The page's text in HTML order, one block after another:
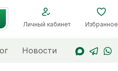
Личный кабинет Избранное
Новости